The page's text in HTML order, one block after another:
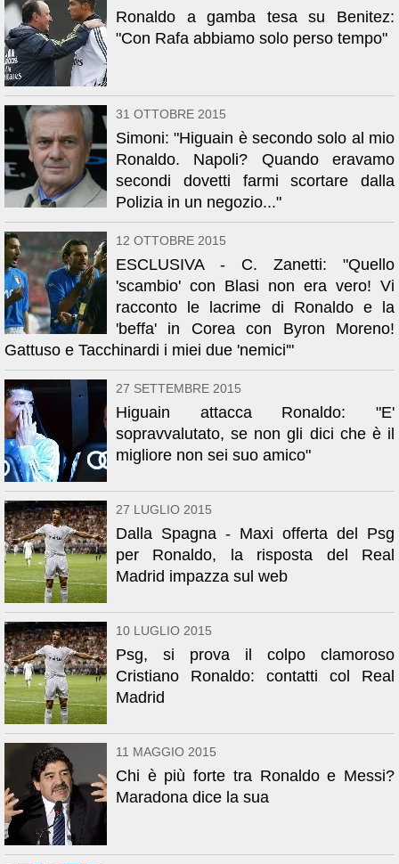
Ronaldo a gamba tesa su Benitez:
"Con Rafa abbiamo solo perso tempo"
31 OTTOBRE 2015
Simoni: "Higuain è secondo solo al mio
Ronaldo. Napoli? Quando eravamo
secondi dovetti farmi scortare dalla
Polizia in un negozio..."
12 OTTOBRE 2015
ESCLUSIVA - C. Zanetti: "Quello
'scambio' con Blasi non era vero! Vi
racconto le lacrime di Ronaldo e la
'beffa' in Corea con Byron Moreno!
Gattuso e Tacchinardi i miei due 'nemici'"
27 SETTEMBRE 2015
Higuain attacca Ronaldo: "E'
sopravvalutato, se non gli dici che è il
migliore non sei suo amico"
27 LUGLIO 2015
Dalla Spagna - Maxi offerta del Psg
per Ronaldo, la risposta del Real
Madrid impazza sul web
10 LUGLIO 2015
Psg, si prova il colpo clamoroso
Cristiano Ronaldo: contatti col Real
Madrid
11 MAGGIO 2015
Chi è più forte tra Ronaldo e Messi?
Maradona dice la sua